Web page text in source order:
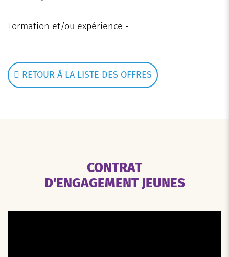
Formation et/ou expérience -
RETOUR À LA LISTE DES OFFRES
CONTRAT
D'ENGAGEMENT JEUNES